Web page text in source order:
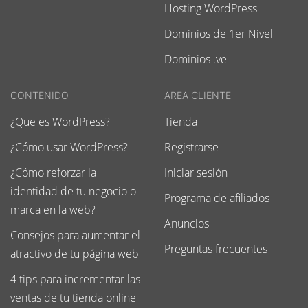
Hosting WordPress
Dominios de 1er Nivel
Dominios .ve
CONTENIDO
¿Que es WordPress?
¿Cómo usar WordPress?
¿Cómo reforzar la
identidad de tu negocio o
marca en la web?
Consejos para aumentar el
atractivo de tu página web
4 tips para incrementar las
ventas de tu tienda online
AREA CLIENTE
Tienda
Registrarse
Iniciar sesión
Programa de afiliados
Anuncios
Preguntas frecuentes